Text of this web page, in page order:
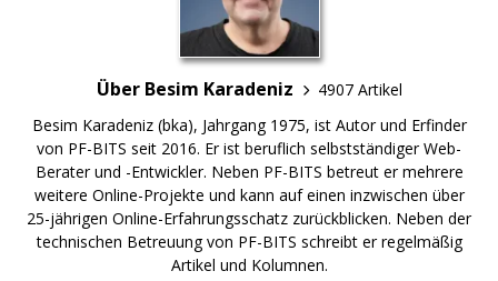
Über Besim Karadeniz
4907 Artikel
Besim Karadeniz (bka), Jahrgang 1975, ist Autor und Erfinder
von PF-BITS seit 2016. Er ist beruflich selbstständiger Web-
Berater und -Entwickler. Neben PF-BITS betreut er mehrere
weitere Online-Projekte und kann auf einen inzwischen über
25-jährigen Online-Erfahrungsschatz zurückblicken. Neben der
technischen Betreuung von PF-BITS schreibt er regelmäßig
Artikel und Kolumnen.